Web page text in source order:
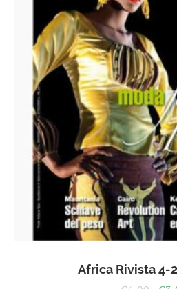
Africa Rivista 4-